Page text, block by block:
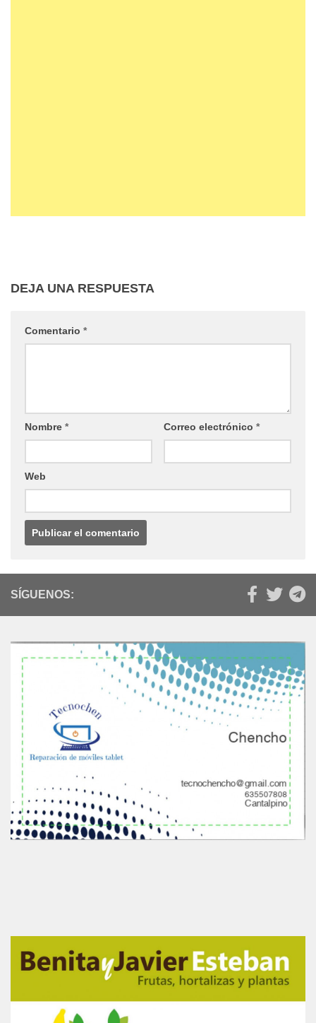
DEJA UNA RESPUESTA
Comentario *
Nombre * Correo electrónico *
Web
SÍGUENOS: